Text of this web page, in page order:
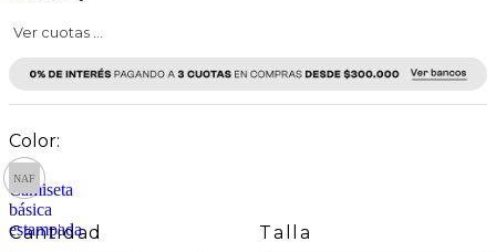
Ver cuotas ...
Cantidad Talla